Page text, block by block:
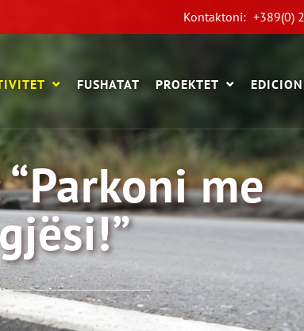
Kontaktoni: +389(0)
FUSHATAT PROEKTET
me